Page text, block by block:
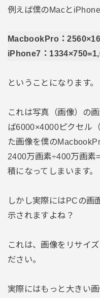
例えば僕のMacとiPhone
MacbookPro：
iPhone7：
ということになります。
これは写真（画像）の
ば6000×4000ピクセル
た画像を僕の
2400万画素÷400万画素
積になってしまいます。
しかし実際にはPCの画
示されますよね？
これは、画像をリサイ
ださい。
実際にはもっと大きい